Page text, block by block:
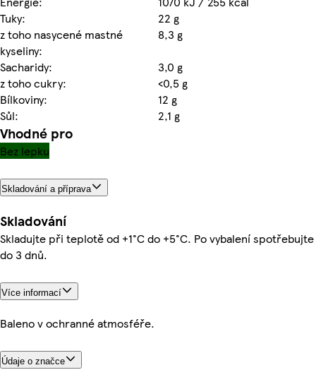
Tuky:
22 g
z toho nasycené mastné
kyseliny:
8,3 g
Sacharidy:
3,0 g
z toho cukry:
<0,5 g
Bílkoviny:
12 g
Sůl:
2,1 g
Vhodné pro
Bez lepku
Skladování a příprava
Skladování
Skladujte při teplotě od +1°C do +5°C. Po vybalení spotřebujte
do 3 dnů.
Více informací
Baleno v ochranné atmosféře.
Údaje o značce